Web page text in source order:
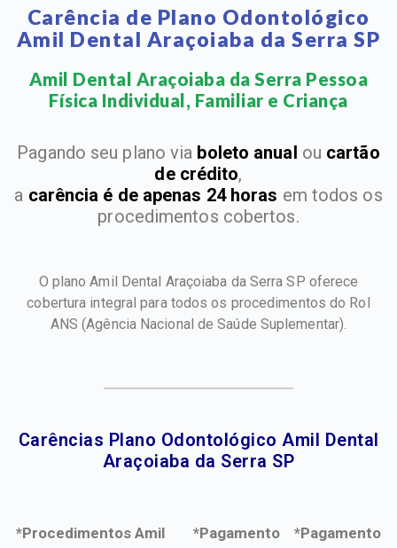
Carência de Plano Odontológico
Amil Dental Araçoiaba da Serra SP
Amil Dental Araçoiaba da Serra Pessoa
Física Individual, Familiar e Criança​
Pagando seu plano via boleto anual ou cartão
de crédito,
a carência é de apenas 24 horas em todos os
procedimentos cobertos.
O plano Amil Dental Araçoiaba da Serra SP oferece
cobertura integral para todos os procedimentos do Rol
ANS(Agência Nacional de Saúde Suplementar).
Carências Plano Odontológico Amil Dental
Araçoiaba da Serra SP​
*Procedimentos Amil
*Pagamento
*Pagamento